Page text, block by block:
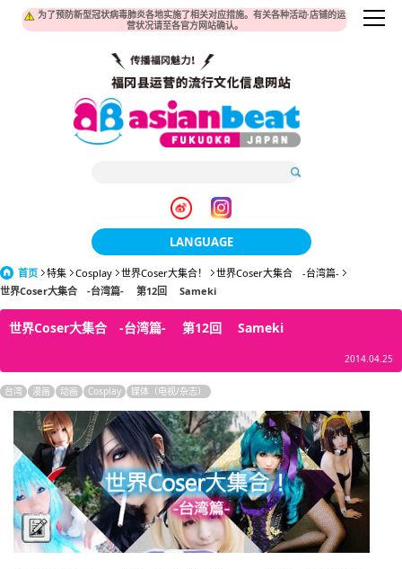
为了预防新型冠状病毒肺炎各地实施了相关对应措施。有关各种活动·店铺的运
营状况请至各官方网站确认。
LANGUAGE
日本語
한국어
繁體中文
English
ภาษาไทย
tiéng Viêt
Bahasa Indonesia
首页 特集 Cosplay 世界Coser大集合！
世界Coser大集合 -台湾篇-
世界Coser大集合 -台湾篇- 第12回 Sameki
世界Coser大集合 -台湾篇- 第12回 Sameki
2014.04.25
台湾 漫画 动画 Cosplay 媒体（电视/杂志）